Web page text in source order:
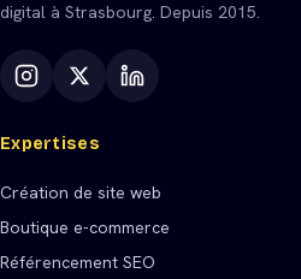
digital à Strasbourg. Depuis 2015.
Expertises
Création de site web
Boutique e-commerce
Référencement SEO